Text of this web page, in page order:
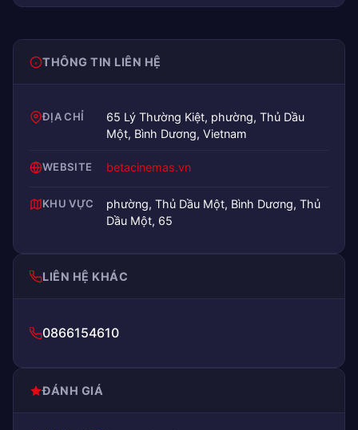
THÔNG TIN LIÊN HỆ
ĐỊA CHỈ
65 Lý Thường Kiệt, phường, Thủ Dầu
Một, Bình Dương, Vietnam
WEBSITE betacinemas.vn
KHU VỰC
phường, Thủ Dầu Một, Bình Dương, Thủ
Dầu Một, 65
LIÊN HỆ KHÁC
0866154610
ĐÁNH GIÁ